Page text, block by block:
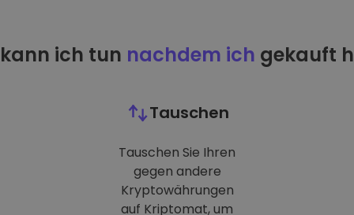
ich tun nachdem ich gekauft
Tauschen
Tauschen Sie Ihren
gegen andere
Kryptowährungen
auf Kriptomat, um